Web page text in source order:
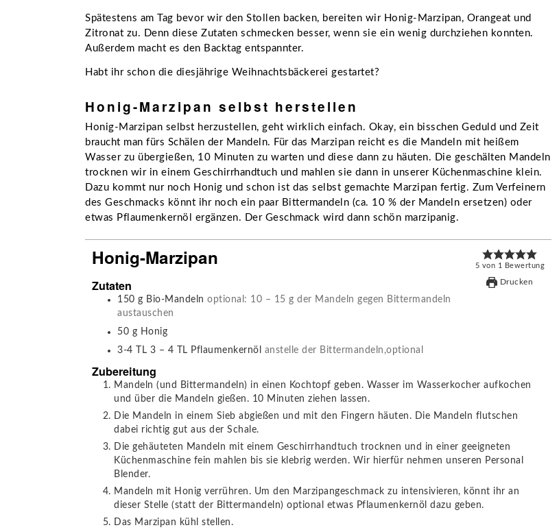
Spätestens am Tag bevor wir den Stollen backen, bereiten wir Honig-Marzipan, Orangeat und
Zitronat zu. Denn diese Zutaten schmecken besser, wenn sie ein wenig durchziehen konnten.
Außerdem macht es den Backtag entspannter.
Habt ihr schon die diesjährige Weihnachtsbäckerei gestartet?
Honig-Marzipan selbst herstellen
Honig-Marzipan selbst herzustellen, geht wirklich einfach. Okay, ein bisschen Geduld und Zeit
braucht man fürs Schälen der Mandeln. Für das Marzipan reicht es die Mandeln mit heißem
Wasser zu übergießen, 10 Minuten zu warten und diese dann zu häuten. Die geschälten Mandeln
trocknen wir in einem Geschirrhandtuch und mahlen sie dann in unserer Küchenmaschine klein.
Dazu kommt nur noch Honig und schon ist das selbst gemachte Marzipan fertig. Zum Verfeinern
des Geschmacks könnt ihr noch ein paar Bittermandeln (ca. 10 % der Mandeln ersetzen) oder
etwas Pflaumenkernöl ergänzen. Der Geschmack wird dann schön marzipanig.
5 von 1 Bewertung
Drucken
Honig-Marzipan
Zutaten
150 g Bio-Mandeln optional: 10 – 15 g der Mandeln gegen Bittermandeln
austauschen
50 g Honig
3-4
TL 3 – 4 TL Pflaumenkernöl anstelle der Bittermandeln,optional
Zubereitung
Mandeln (und Bittermandeln) in einen Kochtopf geben. Wasser im Wasserkocher aufkochen
und über die Mandeln gießen. 10 Minuten ziehen lassen.
Die Mandeln in einem Sieb abgießen und mit den Fingern häuten. Die Mandeln flutschen
dabei richtig gut aus der Schale.
Die gehäuteten Mandeln mit einem Geschirrhandtuch trocknen und in einer geeigneten
Küchenmaschine fein mahlen bis sie klebrig werden. Wir hierfür nehmen unseren Personal
Blender.
Mandeln mit Honig verrühren. Um den Marzipangeschmack zu intensivieren, könnt ihr an
dieser Stelle (statt der Bittermandeln) optional etwas Pflaumenkernöl dazu geben.
Das Marzipan kühl stellen.